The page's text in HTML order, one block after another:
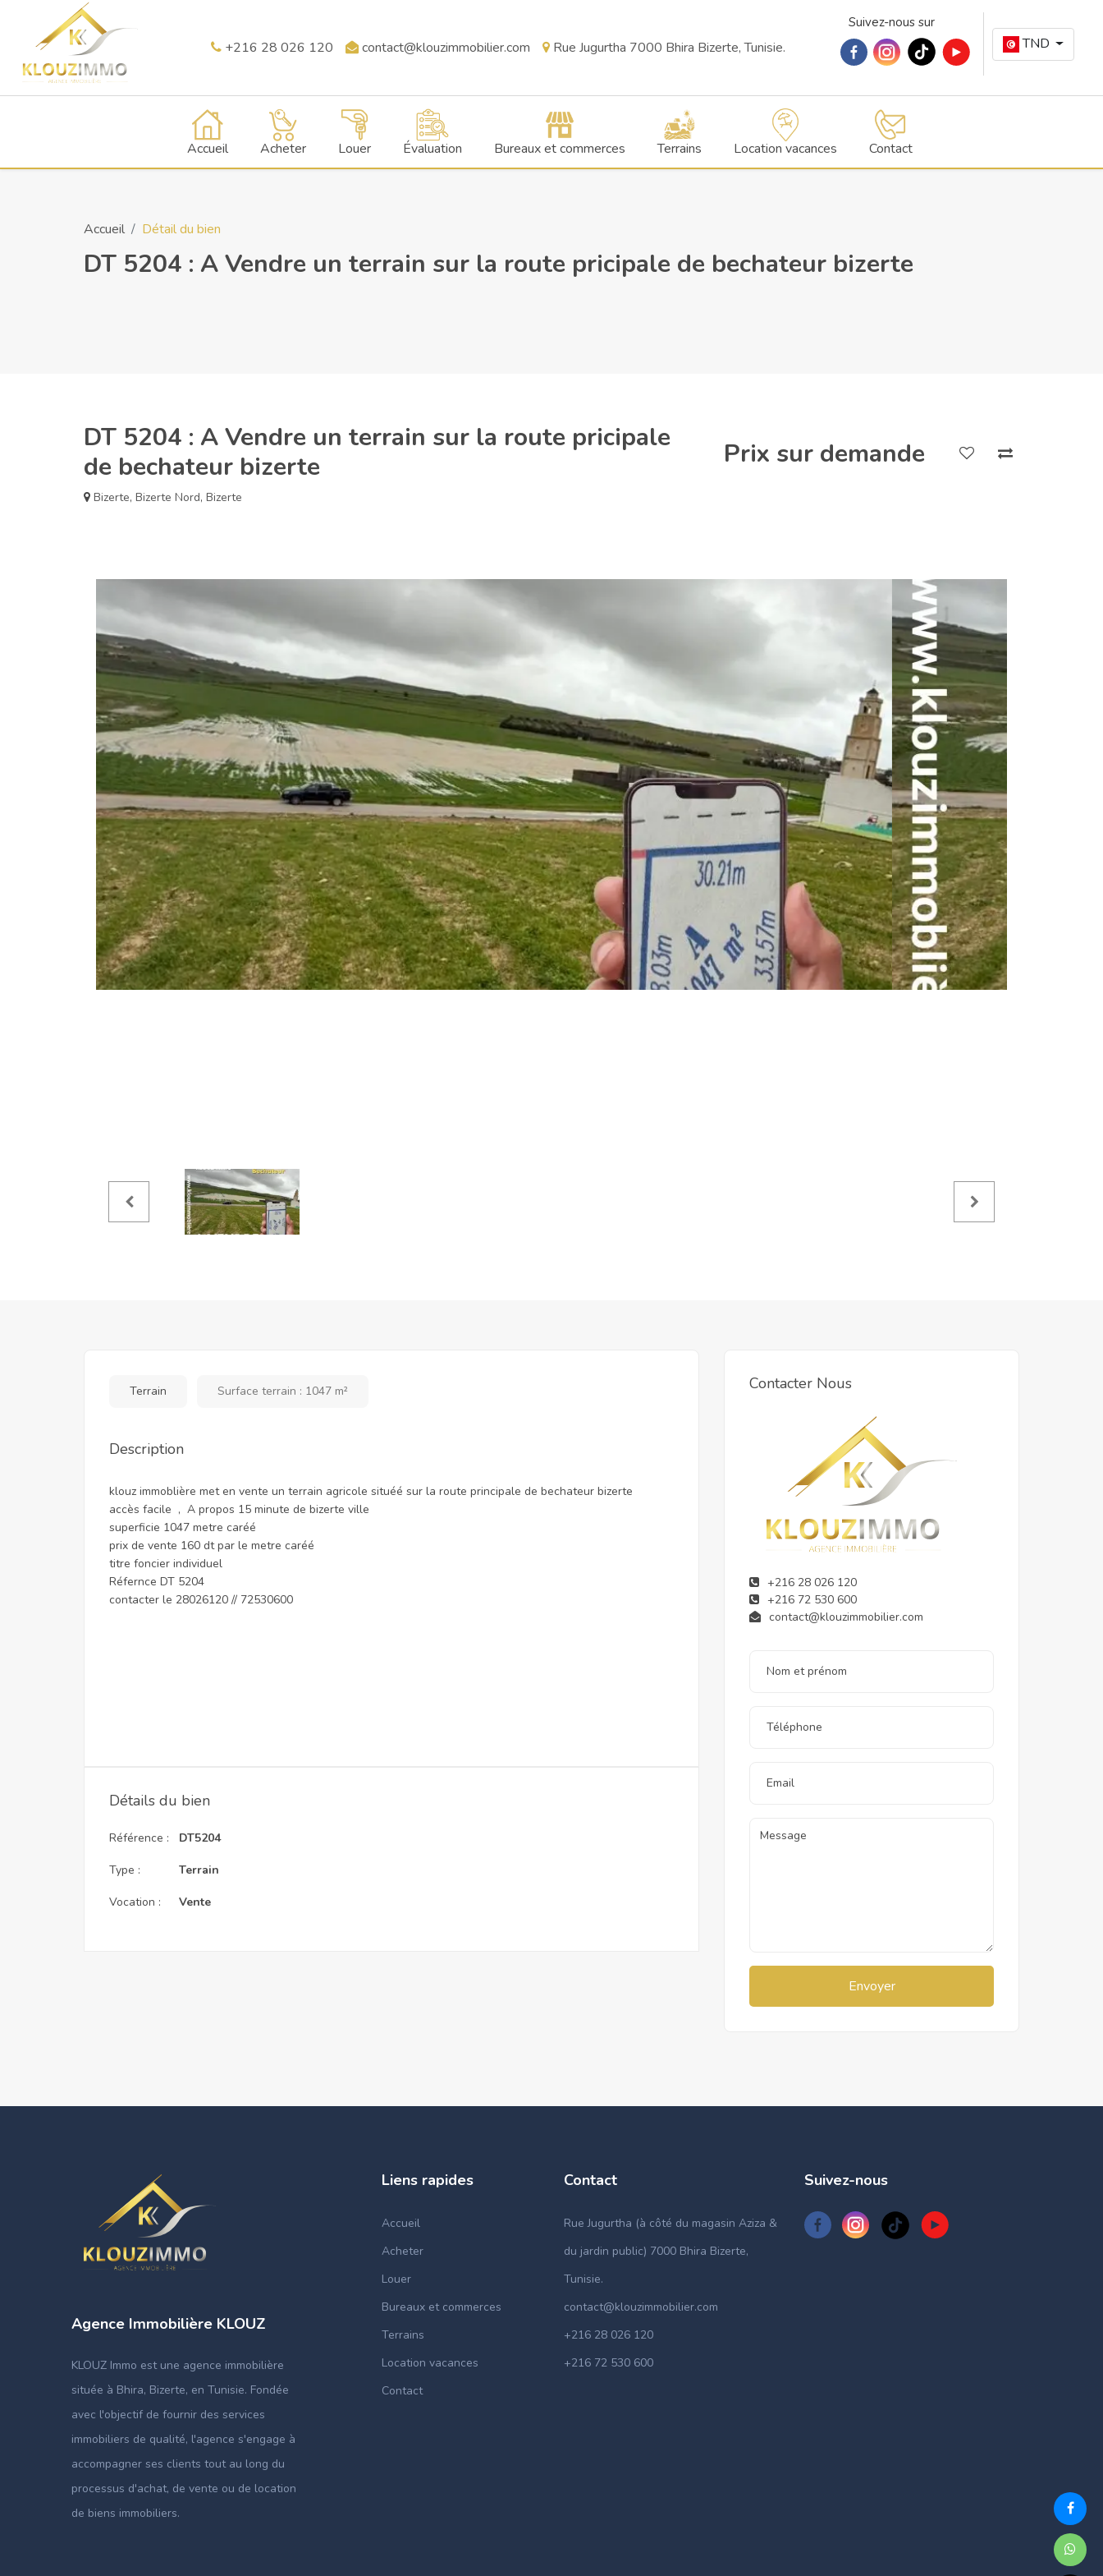
+216 28 026 120 contact@klouzimmobilier.com Rue Jugurtha 7000 Bhira Bizerte, Tunisie.
Suivez-nous sur
TND
Accueil Acheter Louer Évaluation Bureaux et commerces Terrains Location vacances Contact
Accueil Détail du bien
DT 5204 : A Vendre un terrain sur la route pricipale de bechateur bizerte
DT 5204 : A Vendre un terrain sur la route pricipale
de bechateur bizerte
Bizerte, Bizerte Nord, Bizerte
Prix sur demande
Terrain Surface terrain : 1047 m²
Description
klouz immoblière met en vente un terrain agricole situéé sur la route principale de bechateur bizerte
accès facile , A propos 15 minute de bizerte ville
superficie 1047 metre caréé
prix de vente 160 dt par le metre caréé
titre foncier individuel
Réfernce DT 5204
contacter le 28026120 // 72530600
Détails du bien
Référence :
Type :
Vocation :
DT5204
Terrain
Vente
Contacter Nous
+216 28 026 120
+216 72 530 600
contact@klouzimmobilier.com
Envoyer
Agence Immobilière KLOUZ
KLOUZ Immo est une agence immobilière
située à Bhira, Bizerte, en Tunisie. Fondée
avec l'objectif de fournir des services
immobiliers de qualité, l'agence s'engage à
accompagner ses clients tout au long du
processus d'achat, de vente ou de location
de biens immobiliers.
Liens rapides
Accueil
Acheter
Louer
Bureaux et commerces
Terrains
Location vacances
Contact
Contact
Rue Jugurtha (à côté du magasin Aziza &
du jardin public) 7000 Bhira Bizerte,
Tunisie.
contact@klouzimmobilier.com
+216 28 026 120
+216 72 530 600
Suivez-nous